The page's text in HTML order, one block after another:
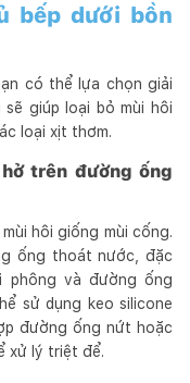
bếp dưới bồn
có thể lựa chọn giải
giúp loại bỏ mùi hôi
loại xịt thơm.
trên đường ống
hôi giống mùi cống.
ống thoát nước, đặc
và đường ống
sử dụng keo silicone
đường ống nứt hoặc
xử lý triệt để.